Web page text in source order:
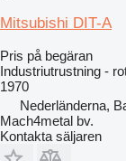
Mitsubishi DIT-A
Pris på begäran
Industriutrustning -
1970
Nederländerna,
Mach4metal bv.
Kontakta säljaren